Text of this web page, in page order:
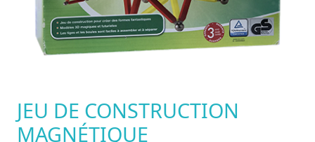
JEU DE CONSTRUCTION
MAGNÉTIQUE